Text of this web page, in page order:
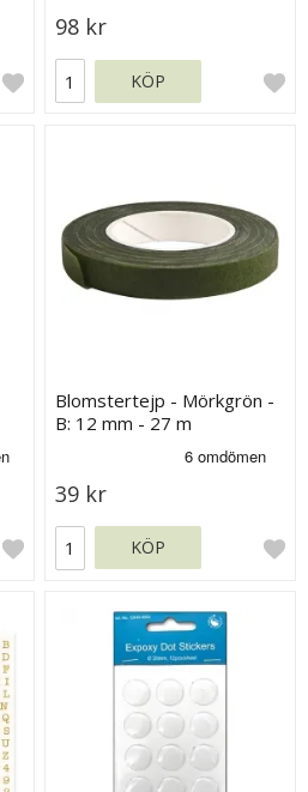
98 kr
KÖP
Blomstertejp - Mörkgrön -
B: 12 mm - 27 m
39 kr
KÖP